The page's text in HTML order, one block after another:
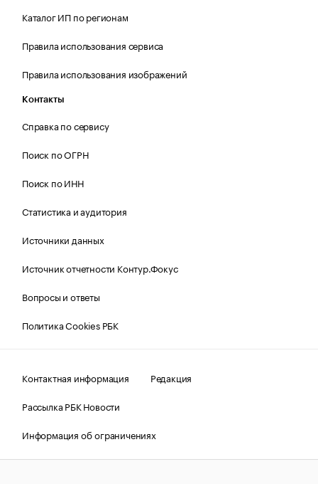
Каталог ИП по регионам
Правила использования сервиса
Правила использования изображений
Контакты
Справка по сервису
Поиск по ОГРН
Поиск по ИНН
Статистика и аудитория
Источники данных
Источник отчетности Контур.Фокус
Вопросы и ответы
Политика Cookies РБК
Контактная информация
Редакция
Рассылка РБК Новости
Информация об ограничениях
Правовая информация
О соблюдении авторских прав